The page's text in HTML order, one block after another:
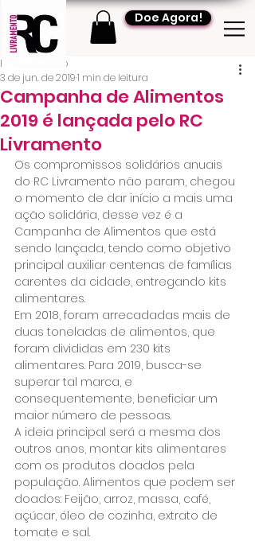
Doe Agora!
Campanha de Alimentos
2019 é lançada pelo RC
Livramento
RC Livramento
3 de jun. de 20191 min de leitura
Os compromissos solidários anuais
do RC Livramento não param, chegou
o momento de dar início a mais uma
ação solidária, desse vez é a
Campanha de Alimentos que está
sendo lançada, tendo como objetivo
principal auxiliar centenas de famílias
carentes da cidade, entregando kits
alimentares.
Em 2018, foram arrecadadas mais de
duas toneladas de alimentos, que
foram divididas em 230 kits
alimentares. Para 2019, busca-se
superar tal marca, e
consequentemente, beneficiar um
maior número de pessoas.
A ideia principal será a mesma dos
outros anos, montar kits alimentares
com os produtos doados pela
população. Alimentos que podem ser
doados: Feijão, arroz, massa, café,
açúcar, óleo de cozinha, extrato de
tomate e sal.